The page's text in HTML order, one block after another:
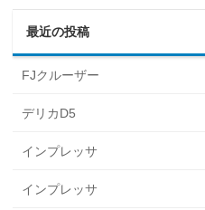
最近の投稿
FJクルーザー
デリカD5
インプレッサ
インプレッサ